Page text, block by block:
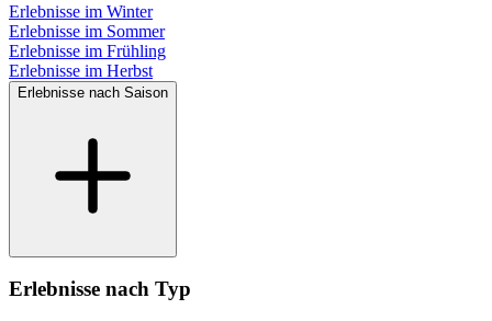
Erlebnisse im Winter
Erlebnisse im Sommer
Erlebnisse im Frühling
Erlebnisse im Herbst
Erlebnisse nach Saison
Erlebnisse nach Typ